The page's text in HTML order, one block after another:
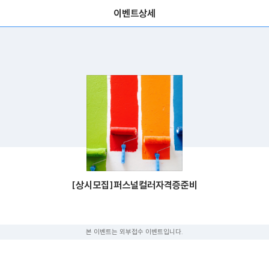
이벤트상세
[상시모집]퍼스널컬러자격증준비
본 이벤트는 외부접수 이벤트입니다.